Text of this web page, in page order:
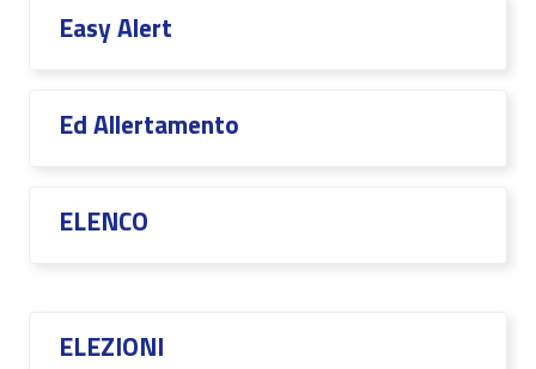
Easy Alert
Ed Allertamento
ELENCO
ELEZIONI